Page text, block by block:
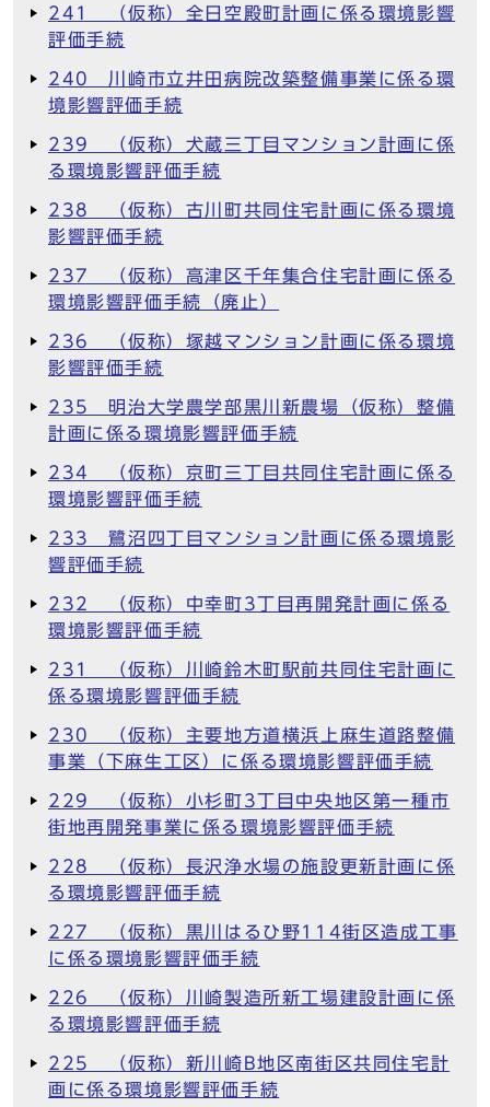
241 （仮称）全日空殿町計画に係る環境影響
評価手続
240 川崎市立井田病院改築整備事業に係る環
境影響評価手続
239 （仮称）犬蔵三丁目マンション計画に係
る環境影響評価手続
238 （仮称）古川町共同住宅計画に係る環境
影響評価手続
237 （仮称）高津区千年集合住宅計画に係る
環境影響評価手続（廃止）
236 （仮称）塚越マンション計画に係る環境
影響評価手続
235 明治大学農学部黒川新農場（仮称）整備
計画に係る環境影響評価手続
234 （仮称）京町三丁目共同住宅計画に係る
環境影響評価手続
233 鷺沼四丁目マンション計画に係る環境影
響評価手続
232 （仮称）中幸町3丁目再開発計画に係る
環境影響評価手続
231 （仮称）川崎鈴木町駅前共同住宅計画に
係る環境影響評価手続
230 （仮称）主要地方道横浜上麻生道路整備
事業（下麻生工区）に係る環境影響評価手続
229 （仮称）小杉町3丁目中央地区第一種市
街地再開発事業に係る環境影響評価手続
228 （仮称）長沢浄水場の施設更新計画に係
る環境影響評価手続
227 （仮称）黒川はるひ野114街区造成工事
に係る環境影響評価手続
226 （仮称）川崎製造所新工場建設計画に係
る環境影響評価手続
225 （仮称）新川崎B地区南街区共同住宅計
画に係る環境影響評価手続